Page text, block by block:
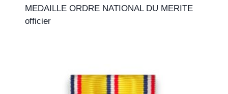
MEDAILLE ORDRE NATIONAL DU MERITE
officier